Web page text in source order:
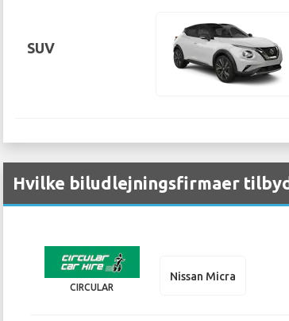
SUV
Hvilke biludlejningsfirmaer
CIRCULAR
Nissan Micra